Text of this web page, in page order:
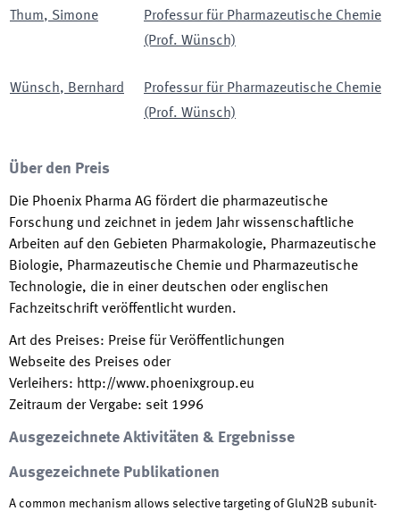
Thum, Simone
Professur für Pharmazeutische Chemie
(Prof. Wünsch)
Wünsch, Bernhard
Professur für Pharmazeutische Chemie
(Prof. Wünsch)
Über den Preis
Die Phoenix Pharma AG fördert die pharmazeutische
Forschung und zeichnet in jedem Jahr wissenschaftliche
Arbeiten auf den Gebieten Pharmakologie, Pharmazeutische
Biologie, Pharmazeutische Chemie und Pharmazeutische
Technologie, die in einer deutschen oder englischen
Fachzeitschrift veröffentlicht wurden.
Art des Preises: Preise für Veröffentlichungen
Webseite des Preises oder
Verleihers: http://www.phoenixgroup.eu
Zeitraum der Vergabe: seit 1996
Ausgezeichnete Aktivitäten & Ergebnisse
Ausgezeichnete Publikationen
A common mechanism allows selective targeting of GluN2B subunit-